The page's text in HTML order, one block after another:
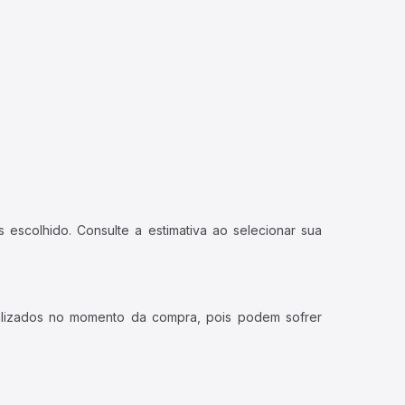
Consulte a estimativa ao selecionar sua
no momento da compra, pois podem sofrer